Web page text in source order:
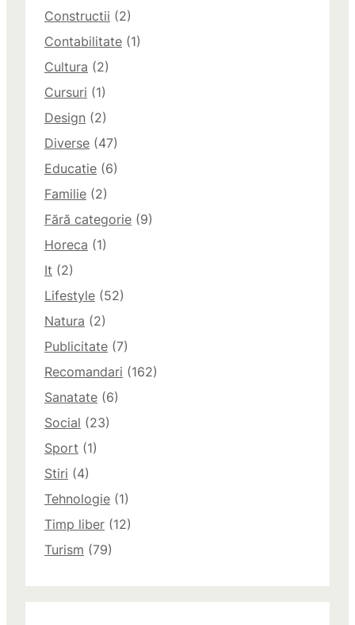
Constructii (2)
Contabilitate (1)
Cultura (2)
Cursuri (1)
Design (2)
Diverse (47)
Educatie (6)
Familie (2)
Fără categorie (9)
Horeca (1)
It (2)
Lifestyle (52)
Natura (2)
Publicitate (7)
Recomandari (162)
Sanatate (6)
Social (23)
Sport (1)
Stiri (4)
Tehnologie (1)
Timp liber (12)
Turism (79)